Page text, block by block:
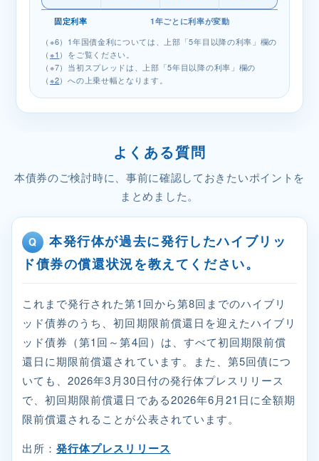
固定利率
1年ごとに利率が変動
（※6）1年国債金利については、上部「5年目以降の利率」欄の
（※1 ）をご覧ください。
（※7）当初スプレッドは、上部「5年目以降の利率」欄の
（※2）への上乗せ幅となります。
よくある質問
本債券のご検討時に、事前に確認しておきたいポイントを
まとめました。
本発行体が過去に発行したハイブリッ
ド債券の償還状況を教えてください。
これまで発行された第1回から第8回までのハイブリ
ッド債券のうち、初回期限前償還日を迎えたハイブリ
ッド債券（第1回～第4回）は、すべて初回期限前償
還日に期限前償還されています。また、第5回債につ
いても、2026年3月30日付の発行体プレスリリース
で、初回期限前償還日である2026年6月21日に全額期
限前償還されることが公表されています。
出所：発行体プレスリリース